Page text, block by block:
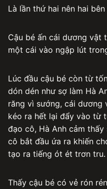
Là lần thứ hai nên hai
Cậu bé ấn cái dương vật
một cái vào ngập lút
Lúc đầu cậu bé còn từ
dón dén như sợ làm Hà
răng vì sướng, cái dương
kéo ra hết lại đẩy vào từ
đạo cô, Hà Anh cảm
cô bắt đầu ứa ra khiến
tạo ra tiếng ót ét trơn tru.
Thấy cậu bé có vẻ rón